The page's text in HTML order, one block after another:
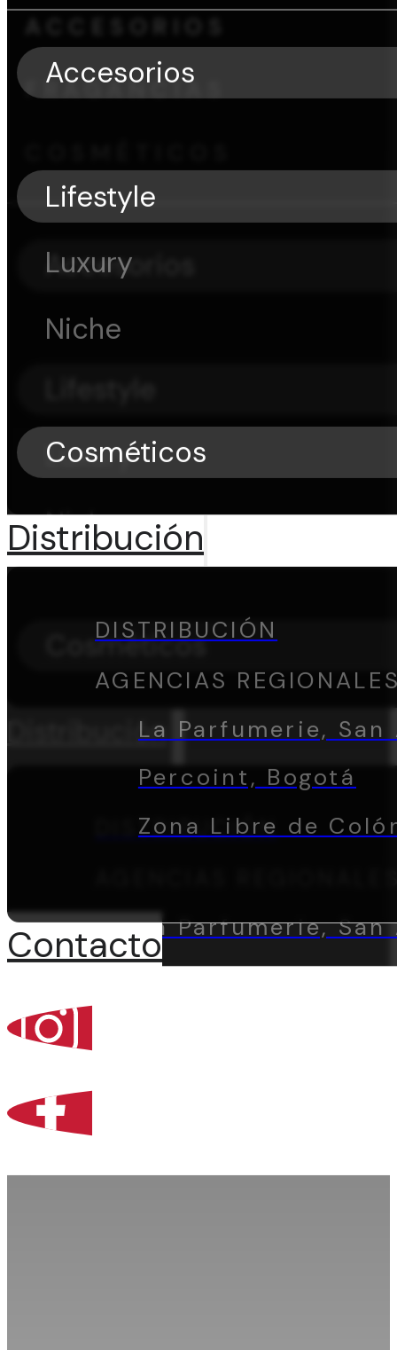
ACCESORIOS
FRAGANCIAS
Accesorios
Luxury
Niche
Cosméticos
Distribución
DISTRIBUCIÓN
La Parfumerie,
Percoint, Bogotá
Contacto
Accesorios
Lifestyle
Luxury
Niche
Cosméticos
Distribución
DISTRIBUCIÓN
AGENCIAS
La Parfumerie,
Percoint, Bogotá
Zona Libre de
Contacto